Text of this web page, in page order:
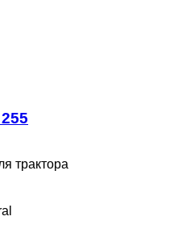
трактора